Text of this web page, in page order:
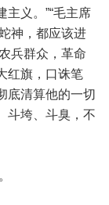
义。”“毛主席
神，都应该进
兵群众，革命
红旗，口诛笔
底清算他的一切
斗垮、斗臭，不